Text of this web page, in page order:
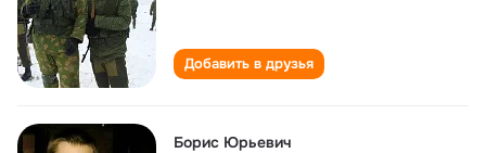
Добавить в друзья
Борис Юрьевич